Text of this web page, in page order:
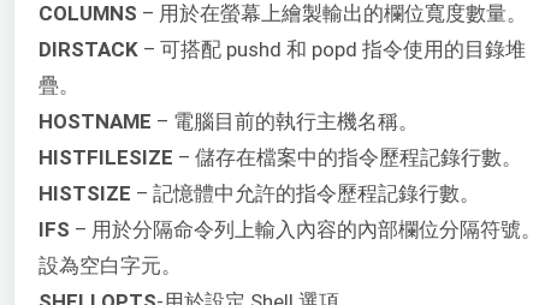
COLUMNS – 用於在螢幕上繪製輸出的欄位寬度數量。
DIRSTACK – 可搭配 pushd 和 popd 指令使用的目錄堆
疊。
HOSTNAME – 電腦目前的執行主機名稱。
HISTFILESIZE – 儲存在檔案中的指令歷程記錄行數。
HISTSIZE – 記憶體中允許的指令歷程記錄行數。
IFS – 用於分隔命令列上輸入內容的內部欄位分隔符號
設為空白字元。